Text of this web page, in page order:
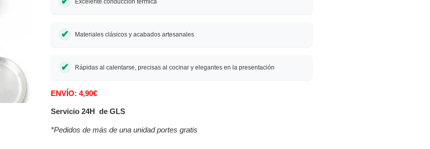
Excelente conducción térmica
Materiales clásicos y acabados artesanales
Rápidas al calentarse, precisas al cocinar y elegantes en la presentación
ENVÍO: 4,90€
Servicio 24H de GLS
*Pedidos de más de una unidad portes gratis